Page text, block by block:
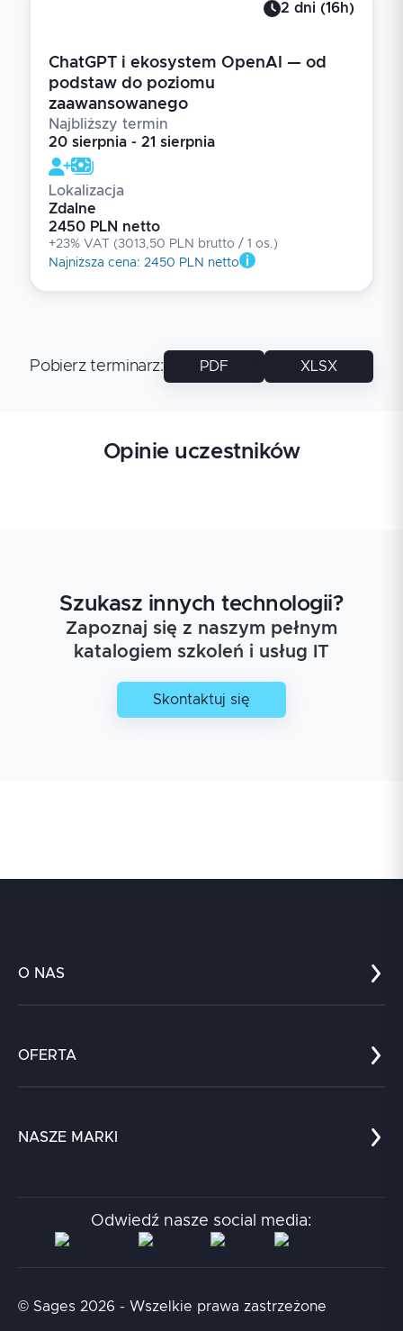
2 dni (16h)
ChatGPT i ekosystem OpenAI — od
podstaw do poziomu
zaawansowanego
Najbliższy termin
20 sierpnia - 21 sierpnia
Lokalizacja
Zdalne
2450 PLN netto
+23% VAT (3013,50 PLN brutto / 1 os.)
Najniższa cena: 2450 PLN netto
Pobierz terminarz: PDF XLSX
Opinie uczestników
Szukasz innych technologii?
Zapoznaj się z naszym pełnym
katalogiem szkoleń i usług IT
Skontaktuj się
O NAS
Kariera
Kontakt
OFERTA
Chatboty
NASZE MARKI
Aidapta
AI & NLP Day
Odwiedź nasze social media:
© Sages 2026 - Wszelkie prawa zastrzeżone